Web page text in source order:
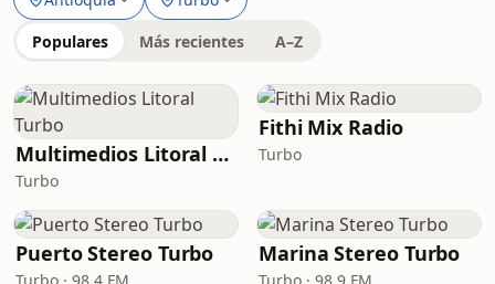
Populares Más recientes A–Z
Multimedios Litoral Turbo
Turbo
Fithi Mix Radio
Turbo
Puerto Stereo Turbo Marina Stereo Turbo